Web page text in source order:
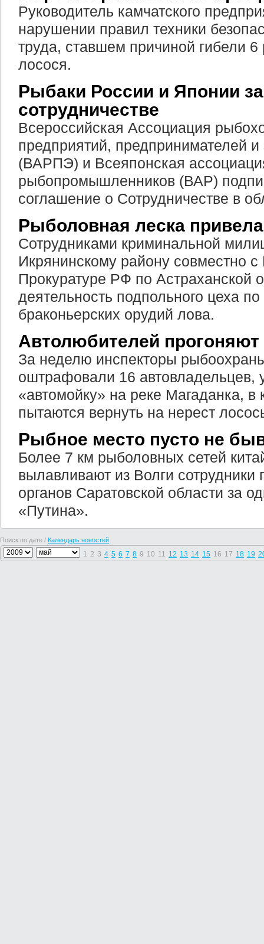
Руководитель камчатского
нарушении правил техники
труда, ставшем причиной гибели
лосося.
Рыбаки России и Японии
сотрудничестве
Всероссийская Ассоциация
предприятий, предпринимателей и
(ВАРПЭ) и Всеяпонская
рыбопромышленников (ВАР)
соглашение о Сотрудничестве в
Рыболовная леска
Сотрудниками криминальной
Икрянинскому району совместно
Прокуратуре РФ по Астраханской
деятельность подпольного цеха
браконьерских орудий лова.
Автолюбителей
За неделю инспекторы
оштрафовали 16 автовладельцев,
«автомойку» на реке Магаданка, в
пытаются вернуть на нерест
Рыбное место пусто не
Более 7 км рыболовных сетей
вылавливают из Волги сотрудники
органов Саратовской области за
«Путина».
Поиск по дате / Календарь новостей
1 2 3 4 5 6 7 8 9 10 11 12 13 14 15 16 17 18 19